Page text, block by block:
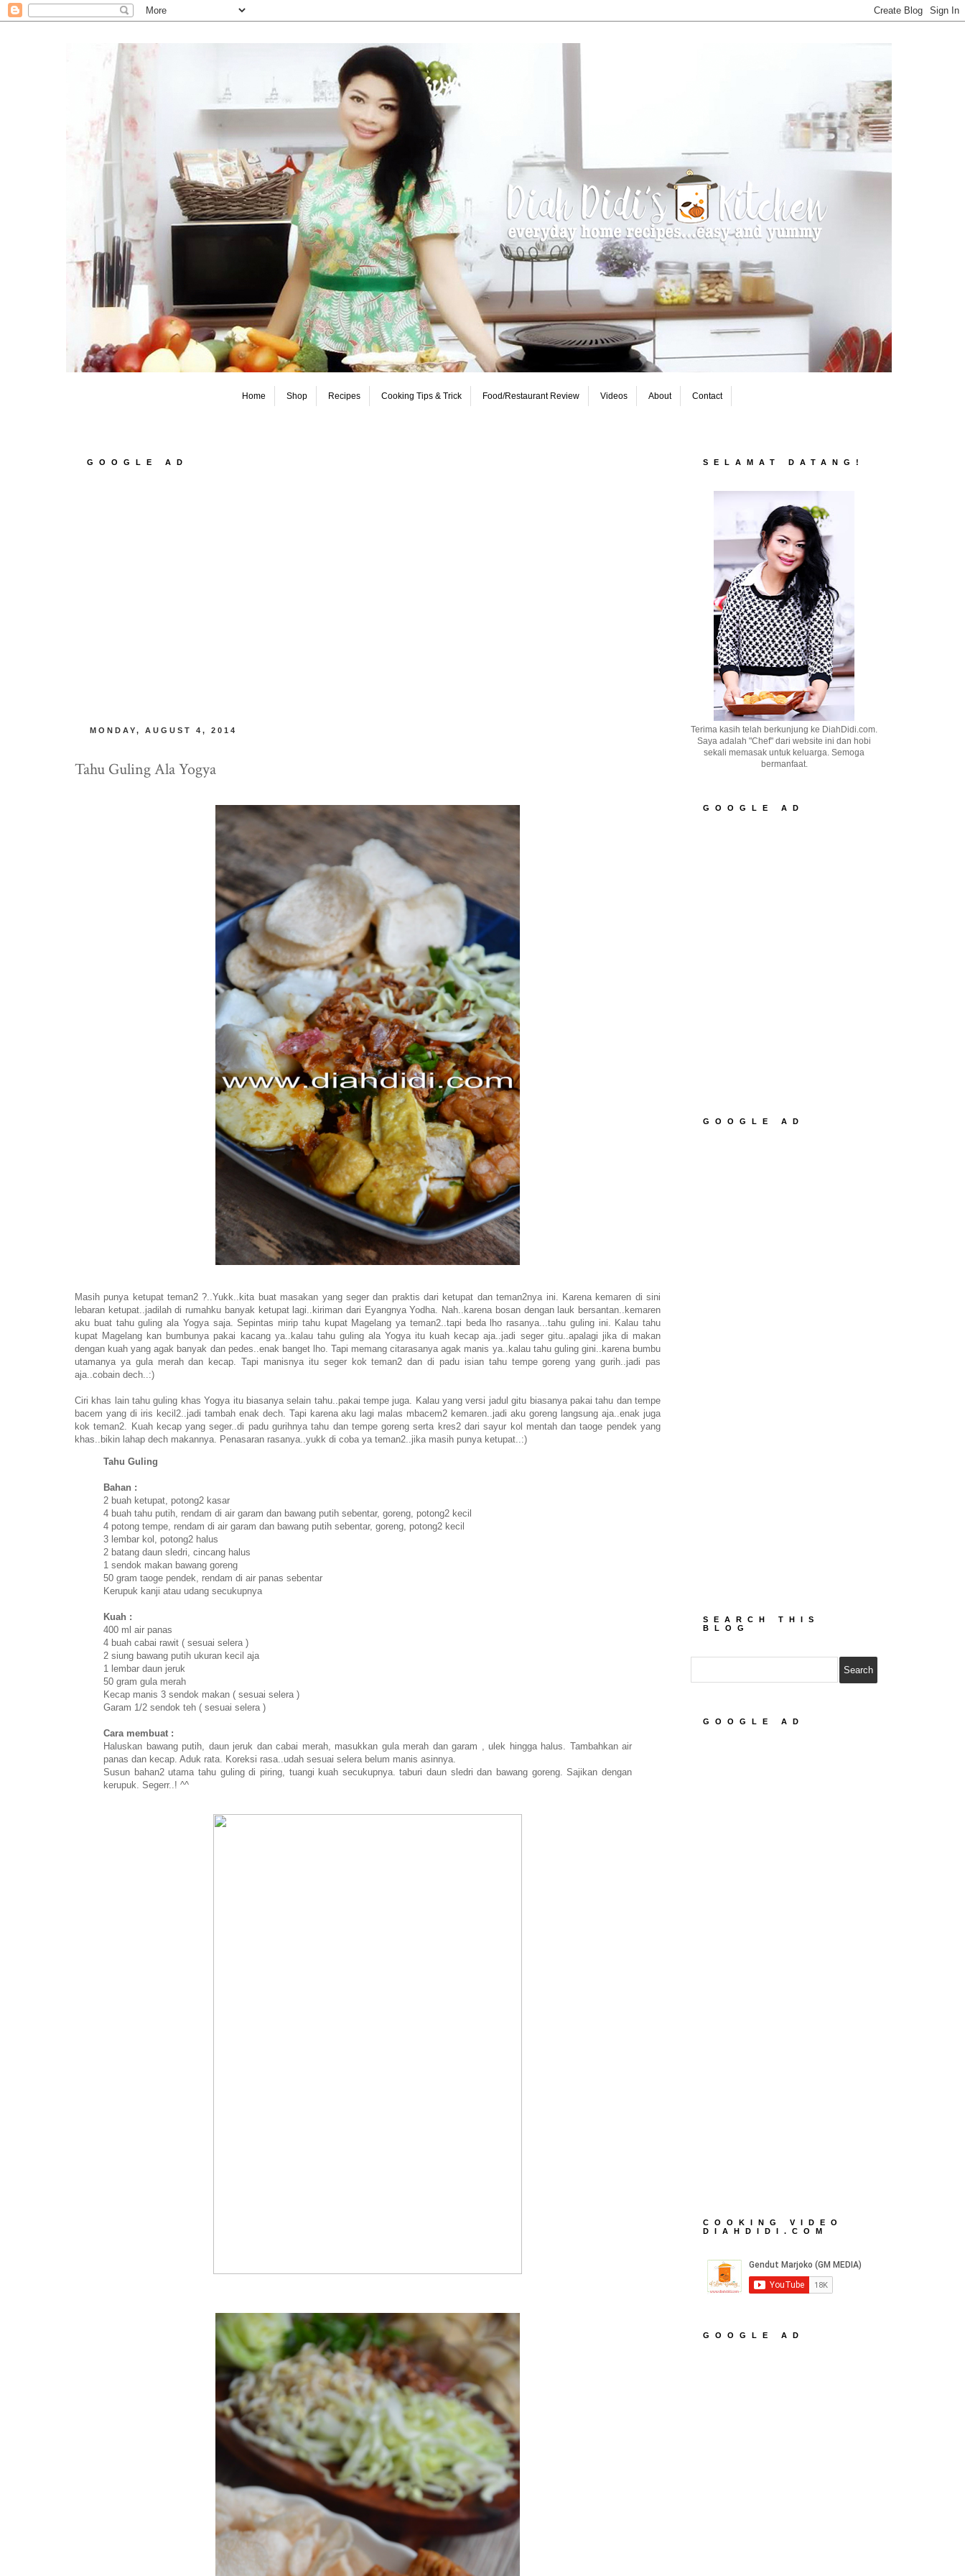
Home Shop Recipes Cooking Tips & Trick Food/Restaurant Review Videos About Contact
GOOGLE AD
MONDAY, AUGUST 4, 2014
Tahu Guling Ala Yogya
Masih punya ketupat teman2 ?..Yukk..kita buat masakan yang seger dan praktis dari ketupat dan teman2nya ini. Karena kemaren di sini
lebaran ketupat..jadilah di rumahku banyak ketupat lagi..kiriman dari Eyangnya Yodha. Nah..karena bosan dengan lauk bersantan..kemaren
aku buat tahu guling ala Yogya saja. Sepintas mirip tahu kupat Magelang ya teman2..tapi beda lho rasanya...tahu guling ini. Kalau tahu
kupat Magelang kan bumbunya pakai kacang ya..kalau tahu guling ala Yogya itu kuah kecap aja..jadi seger gitu..apalagi jika di makan
dengan kuah yang agak banyak dan pedes..enak banget lho. Tapi memang citarasanya agak manis ya..kalau tahu guling gini..karena bumbu
utamanya ya gula merah dan kecap. Tapi manisnya itu seger kok teman2 dan di padu isian tahu tempe goreng yang gurih..jadi pas
aja..cobain dech..:)
Ciri khas lain tahu guling khas Yogya itu biasanya selain tahu..pakai tempe juga. Kalau yang versi jadul gitu biasanya pakai tahu dan tempe
bacem yang di iris kecil2..jadi tambah enak dech. Tapi karena aku lagi malas mbacem2 kemaren..jadi aku goreng langsung aja..enak juga
kok teman2. Kuah kecap yang seger..di padu gurihnya tahu dan tempe goreng serta kres2 dari sayur kol mentah dan taoge pendek yang
khas..bikin lahap dech makannya. Penasaran rasanya..yukk di coba ya teman2..jika masih punya ketupat..:)
Tahu Guling
Bahan :
2 buah ketupat, potong2 kasar
4 buah tahu putih, rendam di air garam dan bawang putih sebentar, goreng, potong2 kecil
4 potong tempe, rendam di air garam dan bawang putih sebentar, goreng, potong2 kecil
3 lembar kol, potong2 halus
2 batang daun sledri, cincang halus
1 sendok makan bawang goreng
50 gram taoge pendek, rendam di air panas sebentar
Kerupuk kanji atau udang secukupnya
Kuah :
400 ml air panas
4 buah cabai rawit ( sesuai selera )
2 siung bawang putih ukuran kecil aja
1 lembar daun jeruk
50 gram gula merah
Kecap manis 3 sendok makan ( sesuai selera )
Garam 1/2 sendok teh ( sesuai selera )
Cara membuat :
Haluskan bawang putih, daun jeruk dan cabai merah, masukkan gula merah dan garam , ulek hingga halus. Tambahkan air
panas dan kecap. Aduk rata. Koreksi rasa..udah sesuai selera belum manis asinnya.
Susun bahan2 utama tahu guling di piring, tuangi kuah secukupnya. taburi daun sledri dan bawang goreng. Sajikan dengan
kerupuk. Segerr..! ^^
SELAMAT DATANG!
Terima kasih telah berkunjung ke DiahDidi.com.
Saya adalah "Chef" dari website ini dan hobi
sekali memasak untuk keluarga. Semoga
bermanfaat.
GOOGLE AD
GOOGLE AD
SEARCH THIS
BLOG
GOOGLE AD
COOKING VIDEO
DIAHDIDI.COM
GOOGLE AD